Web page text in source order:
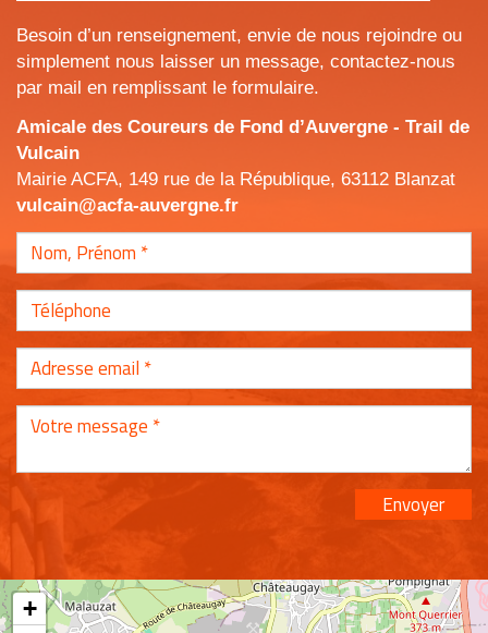
Besoin d’un renseignement, envie de nous rejoindre ou
simplement nous laisser un message, contactez-nous
par mail en remplissant le formulaire.
Amicale des Coureurs de Fond d’Auvergne - Trail de
Vulcain
Mairie ACFA, 149 rue de la République, 63112 Blanzat
vulcain@acfa-auvergne.fr
Envoyer
+